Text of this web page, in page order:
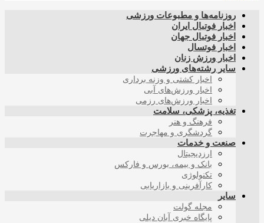
روزنامه‌ها و مطبوعات ورزشی
اخبار فوتبال ایران
اخبار فوتبال جهان
اخبار فوتسال
اخبار ورزش زنان
سایر رشته‌های ورزشی
اخبار کشتی و وزنه برداری
اخبار ورزش‌های آبی
اخبار ورزش‌های رزمی
تغذیه، پزشکی، سلامت
فرهنگ و هنر
گردشگری و مهاجرت
صنعت و خدمات
ارزدیجیتال
بانک و بیمه، بورس و فارکس
تکنولوژی
کارآفرینی و بازاریابی
سایر
مجله گولت
پایگاه خبری آبان دیلی